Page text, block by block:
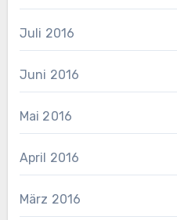
Juli 2016
Juni 2016
Mai 2016
April 2016
März 2016